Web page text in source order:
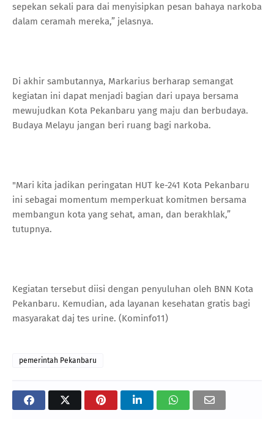
sepekan sekali para dai menyisipkan pesan bahaya narkoba
dalam ceramah mereka,” jelasnya.
Di akhir sambutannya, Markarius berharap semangat
kegiatan ini dapat menjadi bagian dari upaya bersama
mewujudkan Kota Pekanbaru yang maju dan berbudaya.
Budaya Melayu jangan beri ruang bagi narkoba.
"Mari kita jadikan peringatan HUT ke-241 Kota Pekanbaru
ini sebagai momentum memperkuat komitmen bersama
membangun kota yang sehat, aman, dan berakhlak,”
tutupnya.
Kegiatan tersebut diisi dengan penyuluhan oleh BNN Kota
Pekanbaru. Kemudian, ada layanan kesehatan gratis bagi
masyarakat daj tes urine. (Kominfo11)
pemerintah Pekanbaru